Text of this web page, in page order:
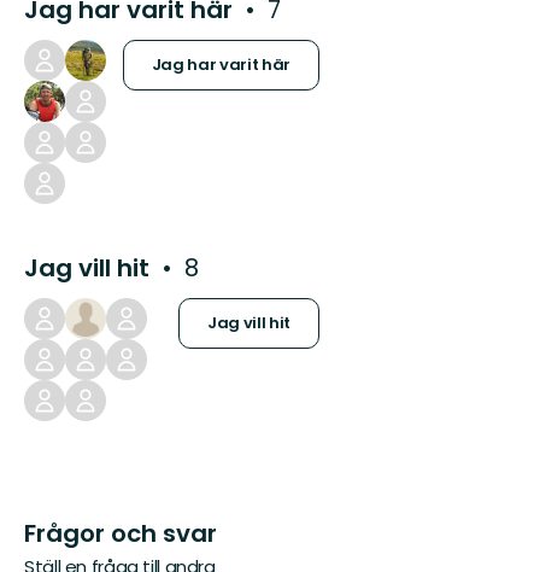
Jag har varit här 7
Jag har varit här
Jag vill hit 8
Jag vill hit
Frågor och svar
Ställ en fråga till andra